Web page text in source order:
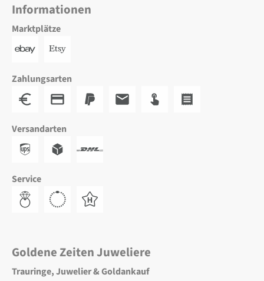
Informationen
Marktplätze
Zahlungsarten
Versandarten
Service
Goldene Zeiten Juweliere
Trauringe, Juwelier & Goldankauf